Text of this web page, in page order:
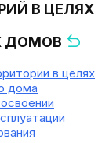
В ЦЕЛЯХ
ДОМОВ
в целях
дома